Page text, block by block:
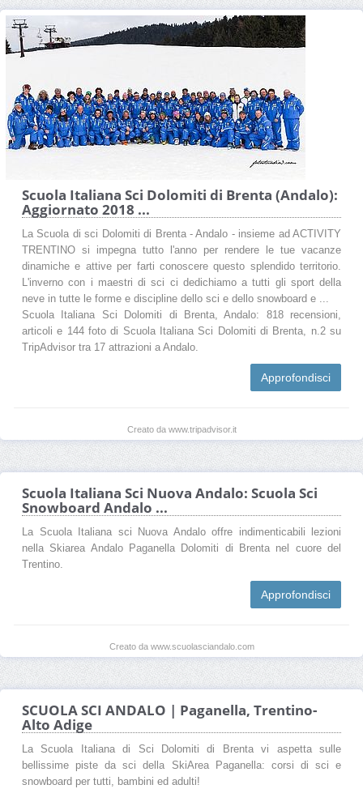
Scuola Italiana Sci Dolomiti di Brenta (Andalo):
Aggiornato 2018 ...
La Scuola di sci Dolomiti di Brenta - Andalo - insieme ad ACTIVITY
TRENTINO si impegna tutto l'anno per rendere le tue vacanze
dinamiche e attive per farti conoscere questo splendido territorio.
L'inverno con i maestri di sci ci dedichiamo a tutti gli sport della
neve in tutte le forme e discipline dello sci e dello snowboard e ...
Scuola Italiana Sci Dolomiti di Brenta‎, Andalo: 818 recensioni,
articoli e 144 foto di Scuola Italiana Sci Dolomiti di Brenta‎, n.2 su
TripAdvisor tra 17 attrazioni a Andalo.
Approfondisci
Creato da www.tripadvisor.it
Scuola Italiana Sci Nuova Andalo: Scuola Sci
Snowboard Andalo ...
La Scuola Italiana sci Nuova Andalo offre indimenticabili lezioni
nella Skiarea Andalo Paganella Dolomiti di Brenta nel cuore del
Trentino.
Approfondisci
Creato da www.scuolasciandalo.com
SCUOLA SCI ANDALO | Paganella, Trentino-
Alto Adige
La Scuola Italiana di Sci Dolomiti di Brenta vi aspetta sulle
bellissime piste da sci della SkiArea Paganella: corsi di sci e
snowboard per tutti, bambini ed adulti!